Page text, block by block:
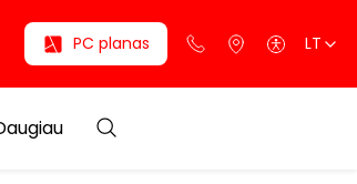
PC planas LT